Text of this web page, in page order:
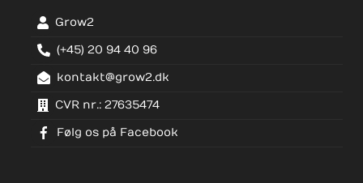
Grow2
(+45) 20 94 40 96
kontakt@grow2.dk
CVR nr.: 27635474
Følg os på Facebook